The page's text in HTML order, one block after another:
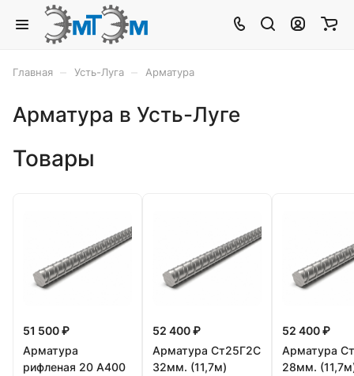
Главная Усть-Луга Арматура
Арматура в Усть-Луге
Товары
51 500 ₽
Арматура
рифленая 20 А400
52 400 ₽
Арматура Ст25Г2С
32мм. (11,7м)
52 400 ₽
Арматура
28мм.